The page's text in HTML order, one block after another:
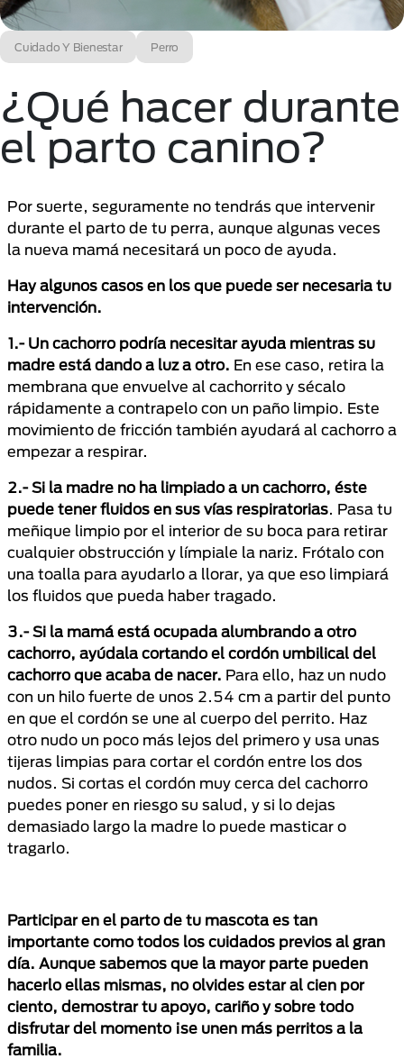
Cuidado Y Bienestar Perro
¿Qué hacer durante
el parto canino?
Por suerte, seguramente no tendrás que intervenir
durante el parto de tu perra, aunque algunas veces
la nueva mamá necesitará un poco de ayuda.
Hay algunos casos en los que puede ser necesaria tu
intervención.
1.- Un cachorro podría necesitar ayuda mientras su
madre está dando a luz a otro. En ese caso, retira la
membrana que envuelve al cachorrito y sécalo
rápidamente a contrapelo con un paño limpio. Este
movimiento de fricción también ayudará al cachorro a
empezar a respirar.
2.- Si la madre no ha limpiado a un cachorro, éste
puede tener fluidos en sus vías respiratorias. Pasa tu
meñique limpio por el interior de su boca para retirar
cualquier obstrucción y límpiale la nariz. Frótalo con
una toalla para ayudarlo a llorar, ya que eso limpiará
los fluidos que pueda haber tragado.
3.- Si la mamá está ocupada alumbrando a otro
cachorro, ayúdala cortando el cordón umbilical del
cachorro que acaba de nacer. Para ello, haz un nudo
con un hilo fuerte de unos 2.54 cm a partir del punto
en que el cordón se une al cuerpo del perrito. Haz
otro nudo un poco más lejos del primero y usa unas
tijeras limpias para cortar el cordón entre los dos
nudos. Si cortas el cordón muy cerca del cachorro
puedes poner en riesgo su salud, y si lo dejas
demasiado largo la madre lo puede masticar o
tragarlo.
Participar en el parto de tu mascota es tan
importante como todos los cuidados previos al gran
día. Aunque sabemos que la mayor parte pueden
hacerlo ellas mismas, no olvides estar al cien por
ciento, demostrar tu apoyo, cariño y sobre todo
disfrutar del momento ¡se unen más perritos a la
familia.